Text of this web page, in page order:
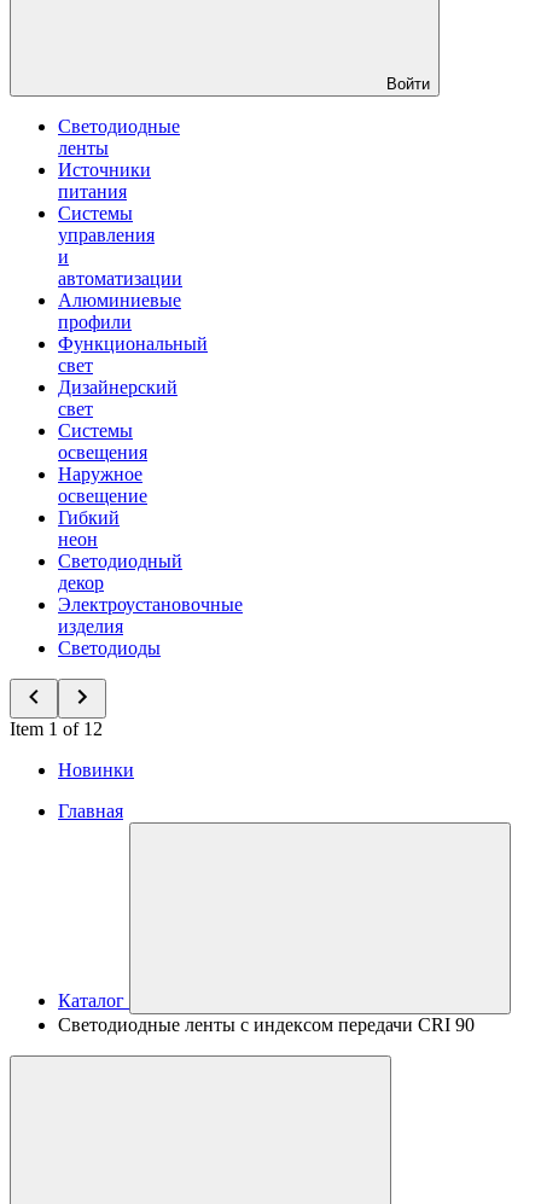
Войти
Светодиодные
ленты
Источники
питания
Системы
управления
и
автоматизации
Алюминиевые
профили
Функциональный
свет
Дизайнерский
свет
Системы
освещения
Наружное
освещение
Гибкий
неон
Светодиодный
декор
Электроустановочные
изделия
Светодиоды
Item 1 of 12
Новинки
Главная
Каталог
Светодиодные ленты с индексом передачи CRI 90